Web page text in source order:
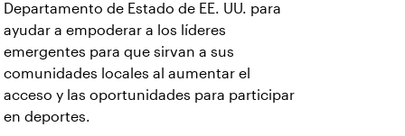
Departamento de Estado de EE. UU. para
ayudar a empoderar a los líderes
emergentes para que sirvan a sus
comunidades locales al aumentar el
acceso y las oportunidades para participar
en deportes.